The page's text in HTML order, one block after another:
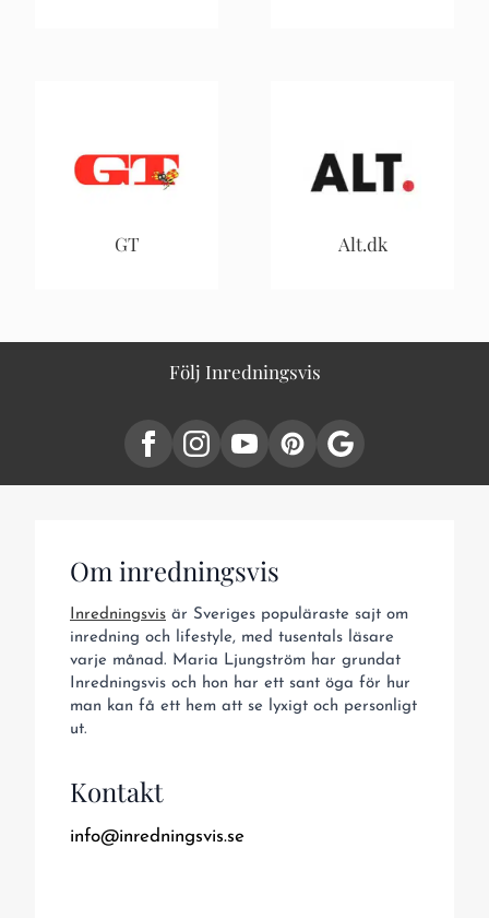
GT Alt.dk
Följ Inredningsvis
Om inredningsvis
Inredningsvis är Sveriges populäraste sajt om
inredning och lifestyle, med tusentals läsare
varje månad. Maria Ljungström har grundat
Inredningsvis och hon har ett sant öga för hur
man kan få ett hem att se lyxigt och personligt
ut.
Kontakt
info@inredningsvis.se